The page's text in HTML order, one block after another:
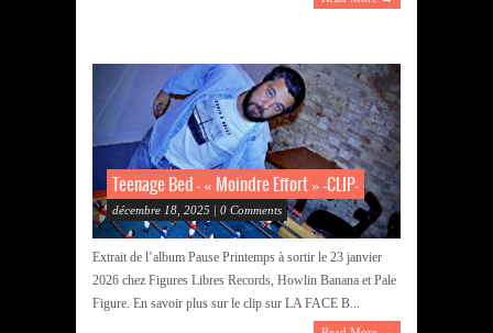
Teenage Bed – « Moindre Effort » -CLIP-
décembre 18, 2025 | 0 Comments
Extrait de l’album Pause Printemps à sortir le 23 janvier
2026 chez Figures Libres Records, Howlin Banana et Pale
Figure. En savoir plus sur le clip sur LA FACE B...